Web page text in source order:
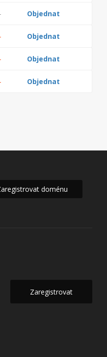
Objednat
Objednat
Objednat
Objednat
doménu